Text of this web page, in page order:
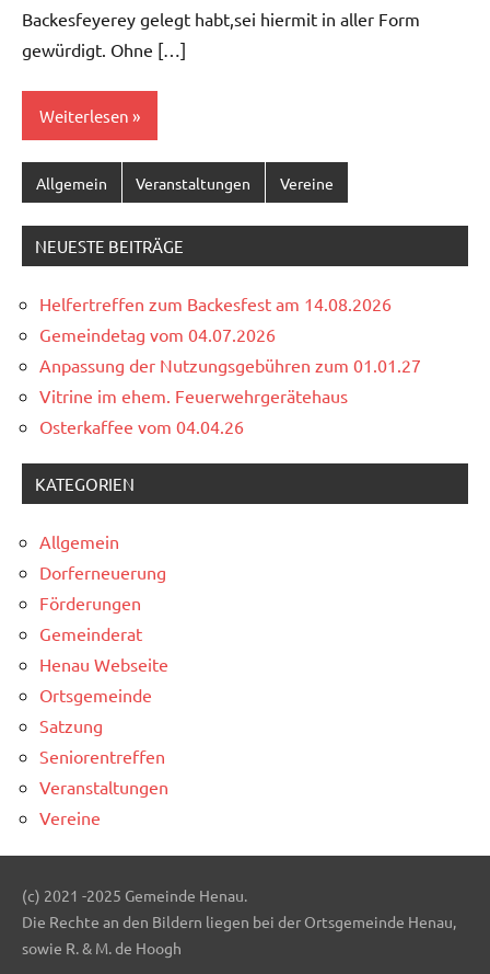
Backesfeyerey gelegt habt,sei hiermit in aller Form
gewürdigt. Ohne […]
Weiterlesen
Allgemein Veranstaltungen Vereine
NEUESTE BEITRÄGE
Helfertreffen zum Backesfest am 14.08.2026
Gemeindetag vom 04.07.2026
Anpassung der Nutzungsgebühren zum 01.01.27
Vitrine im ehem. Feuerwehrgerätehaus
Osterkaffee vom 04.04.26
KATEGORIEN
Allgemein
Dorferneuerung
Förderungen
Gemeinderat
Henau Webseite
Ortsgemeinde
Satzung
Seniorentreffen
Veranstaltungen
Vereine
(c) 2021 -2025 Gemeinde Henau.
Die Rechte an den Bildern liegen bei der Ortsgemeinde Henau,
sowie R. & M. de Hoogh